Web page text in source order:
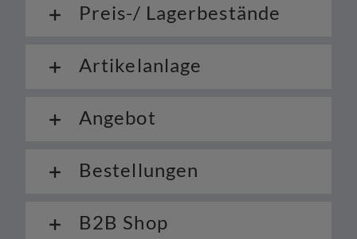
Preis-/ Lagerbestände
Artikelanlage
Angebot
Bestellungen
B2B Shop